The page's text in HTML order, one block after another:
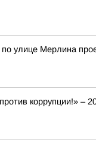
Мерлина
коррупции!» –